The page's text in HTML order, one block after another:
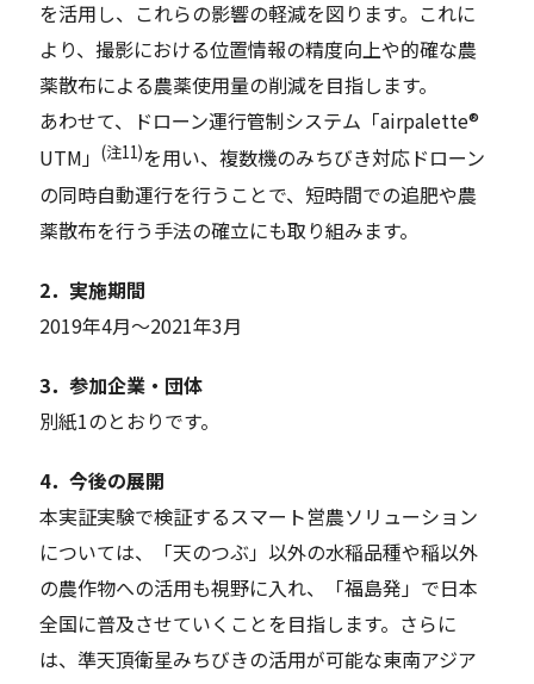
を活用し、これらの影響の軽減を図ります。これに
より、撮影における位置情報の精度向上や的確な農
薬散布による農薬使用量の削減を目指します。
あわせて、ドローン運行管制システム「airpalette®
UTM」(注11)を用い、複数機のみちびき対応ドローン
の同時自動運行を行うことで、短時間での追肥や農
薬散布を行う手法の確立にも取り組みます。
2．実施期間
2019年4月～2021年3月
3．参加企業・団体
別紙1のとおりです。
4．今後の展開
本実証実験で検証するスマート営農ソリューション
については、「天のつぶ」以外の水稲品種や稲以外
の農作物への活用も視野に入れ、「福島発」で日本
全国に普及させていくことを目指します。さらに
は、準天頂衛星みちびきの活用が可能な東南アジア